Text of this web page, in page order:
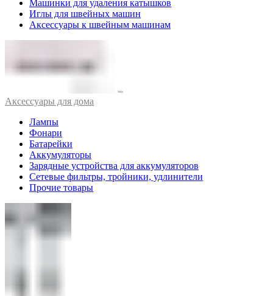
Машинки для удаления катышков
Иглы для швейных машин
Аксессуары к швейным машинам
Аксессуары для дома
Лампы
Фонари
Батарейки
Аккумуляторы
Зарядные устройства для аккумуляторов
Сетевые фильтры, тройники, удлинители
Прочие товары